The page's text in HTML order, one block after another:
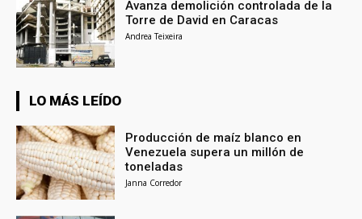
Avanza demolición controlada de la
Torre de David en Caracas
Andrea Teixeira
LO MÁS LEÍDO
Producción de maíz blanco en
Venezuela supera un millón de
toneladas
Janna Corredor